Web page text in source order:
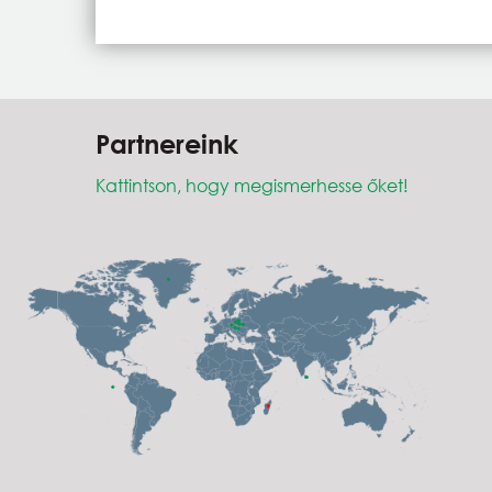
Partnereink
Kattintson, hogy megismerhesse őket!